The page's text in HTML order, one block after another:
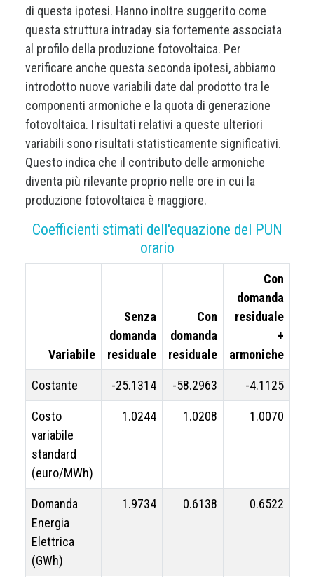
di questa ipotesi. Hanno inoltre suggerito come
questa struttura intraday sia fortemente associata
al profilo della produzione fotovoltaica. Per
verificare anche questa seconda ipotesi, abbiamo
introdotto nuove variabili date dal prodotto tra le
componenti armoniche e la quota di generazione
fotovoltaica. I risultati relativi a queste ulteriori
variabili sono risultati statisticamente significativi.
Questo indica che il contributo delle armoniche
diventa più rilevante proprio nelle ore in cui la
produzione fotovoltaica è maggiore.
Coefficienti stimati dell'equazione del PUN
orario
Variabile
Senza
domanda
residuale
Con
domanda
residuale
Con
domanda
residuale
+
armoniche
Costante -25.1314 -58.2963 -4.1125
Costo
variabile
standard
(euro/MWh)
1.0244 1.0208 1.0070
Domanda
Energia
Elettrica
(GWh)
1.9734 0.6138 0.6522